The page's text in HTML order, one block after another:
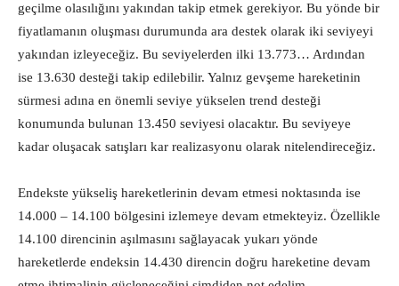
geçilme olasılığını yakından takip etmek gerekiyor. Bu yönde bir
fiyatlamanın oluşması durumunda ara destek olarak iki seviyeyi
yakından izleyeceğiz. Bu seviyelerden ilki 13.773… Ardından
ise 13.630 desteği takip edilebilir. Yalnız gevşeme hareketinin
sürmesi adına en önemli seviye yükselen trend desteği
konumunda bulunan 13.450 seviyesi olacaktır. Bu seviyeye
kadar oluşacak satışları kar realizasyonu olarak nitelendireceğiz.
Endekste yükseliş hareketlerinin devam etmesi noktasında ise
14.000 – 14.100 bölgesini izlemeye devam etmekteyiz. Özellikle
14.100 direncinin aşılmasını sağlayacak yukarı yönde
hareketlerde endeksin 14.430 direncin doğru hareketine devam